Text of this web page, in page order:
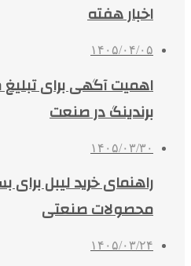
اخبار هفته
۱۴۰۵/۰۴/۰۵
اهمیت آگهی برای
برندینگ در صنعت
۱۴۰۵/۰۳/۳۰
راهنمای خرید لیبل برای
محصولات صنعتی
۱۴۰۵/۰۳/۲۴